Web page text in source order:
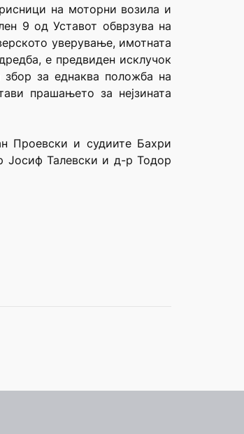
на моторни возила и
9 од Уставот обврзува на
уверување, имотната
е предвиден исклучок
за еднаква положба на
прашањето за нејзината
Проевски и судиите Бахри
Талевски и д-р Тодор